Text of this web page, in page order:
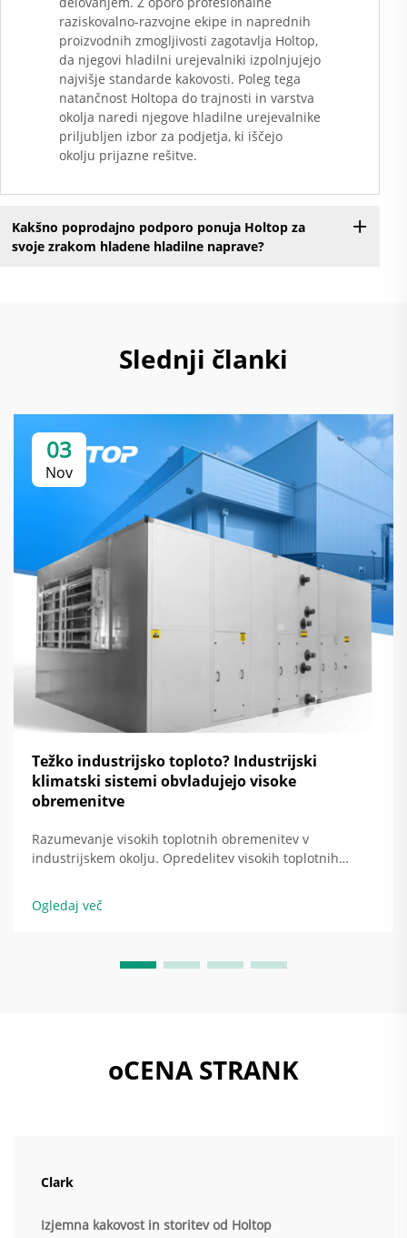
raziskovalno-razvojne ekipe in naprednih
proizvodnih zmogljivosti zagotavlja Holtop,
da njegovi hladilni urejevalniki izpolnjujejo
najvišje standarde kakovosti. Poleg tega
natančnost Holtopa do trajnosti in varstva
okolja naredi njegove hladilne urejevalnike
priljubljen izbor za podjetja, ki iščejo
okolju prijazne rešitve.
Kakšno poprodajno podporo ponuja Holtop za
svoje zrakom hladene hladilne naprave?
Slednji članki
03
Nov
Težko industrijsko toploto? Industrijski
klimatski sistemi obvladujejo visoke
obremenitve
Razumevanje visokih toplotnih obremenitev v
industrijskem okolju. Opredelitev visokih toplotnih
dejavnosti oddajajo več toplote, kot jo lahko obvladujejo
običajni prezračevalni sistemi, nastanejo tako
Ogledaj več
oCENA STRANK
Clark
Izjemna kakovost in storitev od Holtop